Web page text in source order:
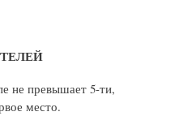
не превышает 5-ти,
место.